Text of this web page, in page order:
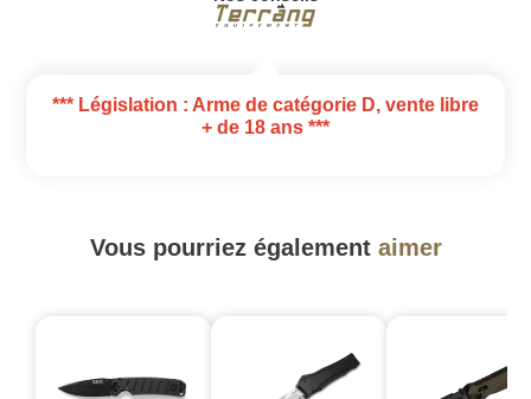
*** Législation : Arme de catégorie D, vente libre
+ de 18 ans ***
Vous pourriez également aimer